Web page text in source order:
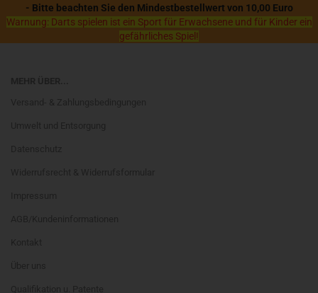
- Bitte beachten Sie den Mindestbestellwert von 10,00 Euro
Warnung: Darts spielen ist ein Sport für Erwachsene und für Kinder ein
gefährliches Spiel!